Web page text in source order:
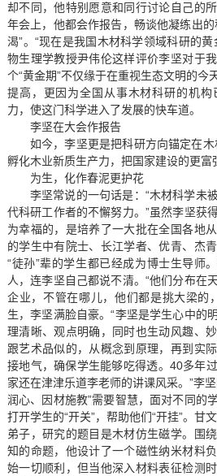
却不同，他特别愿意和同行讨论自己的
年会上，他都会作报告，畅谈他凝练出
渴”。“现在是我国木材科学领域科研的
物生理学教授尹伟伦这样评价李坚对于
个“黄金期”不仅缘于在重视生态文明的今
提高，更因为全国从事木材科研的机
力，使这门科学进入了发展的快车道。
李坚在大会作报告
如今，李坚更是把科研方向锚定在
孵化木业新质生产力，把国家建设的更富
为生，化作春泥更护花
李坚常说的一句话是：“木材科学未
代科研工作者的不懈努力。”虽然李坚获
为幸福的，是培养了一大批在全国各地
的学生中有院士、长江学者、优青、杰
“徒孙”辈的学生都已经成为博士生导师
人，连李坚自己都说不清。“他们分布在
企业，不管在哪儿，他们都是挑大梁的
生，李坚满脸自豪。“李坚是学生心中的
理清晰、观点明确，同时也生动风趣、
跟艺术品似的，从概念到原理，再到实
接地气，确保学生能够吃得透。40多年
家还在津津乐道李老师的讲课风采。”李
润心、因材施教”需要智慧，面对不同的
打开学生的“开关”，帮助他们“开挂”。甘
弟子，研究的题目是木材仿生磁学。围
知的命题，他设计了一个磁性纳米材料
始一切顺利，但当他深入材料表征检测